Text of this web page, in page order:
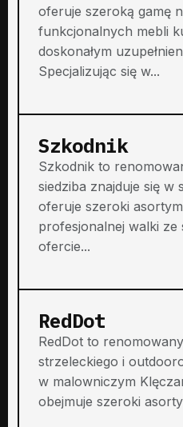
oferuje szeroką gamę
funkcjonalnych mebli
doskonałym
Specjalizując się w...
Szkodnik
Szkodnik to
siedziba znajduje się w
oferuje szeroki
profesjonalnej walki ze
ofercie...
RedDot
RedDot to
strzeleckiego i
w malowniczym
obejmuje szeroki